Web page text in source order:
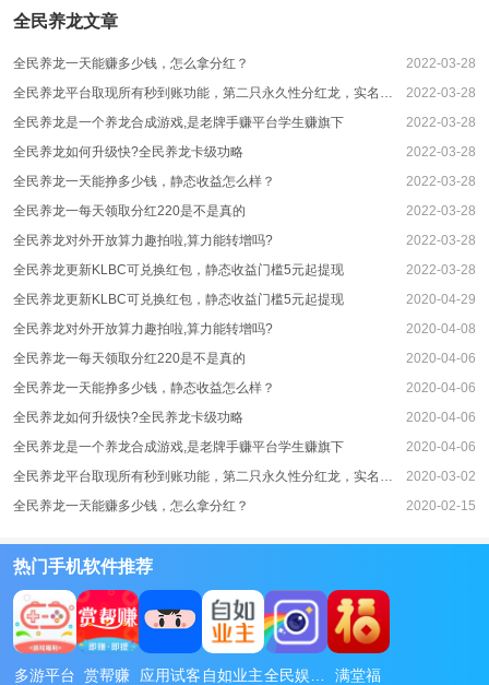
全民养龙文章
全民养龙一天能赚多少钱，怎么拿分红？
2022-03-28
全民养龙平台取现所有秒到账功能，第二只永久性分红龙，实名认证马上补助最大5元
2022-03-28
全民养龙是一个养龙合成游戏,是老牌手赚平台学生赚旗下
2022-03-28
全民养龙如何升级快?全民养龙卡级功略
2022-03-28
全民养龙一天能挣多少钱，静态收益怎么样？
2022-03-28
全民养龙一每天领取分红220是不是真的
2022-03-28
全民养龙对外开放算力趣拍啦,算力能转增吗?
2022-03-28
全民养龙更新KLBC可兑换红包，静态收益门槛5元起提现
2022-03-28
全民养龙更新KLBC可兑换红包，静态收益门槛5元起提现
2020-04-29
全民养龙对外开放算力趣拍啦,算力能转增吗?
2020-04-08
全民养龙一每天领取分红220是不是真的
2020-04-06
全民养龙一天能挣多少钱，静态收益怎么样？
2020-04-06
全民养龙如何升级快?全民养龙卡级功略
2020-04-06
全民养龙是一个养龙合成游戏,是老牌手赚平台学生赚旗下
2020-04-06
全民养龙平台取现所有秒到账功能，第二只永久性分红龙，实名认证马上补助最大5元
2020-03-02
全民养龙一天能赚多少钱，怎么拿分红？
2020-02-15
热门手机软件推荐
多游平台 赏帮赚 应用试客 自如业主 满堂福